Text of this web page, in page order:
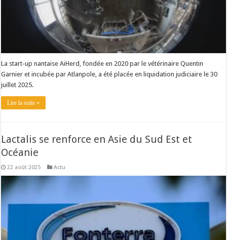
La start-up nantaise AiHerd, fondée en 2020 par le vétérinaire Quentin
Garnier et incubée par Atlanpole, a été placée en liquidation judiciaire le 30
juillet 2025.
Lire la suite »
Lactalis se renforce en Asie du Sud Est et
Océanie
22 août 2025 Actu